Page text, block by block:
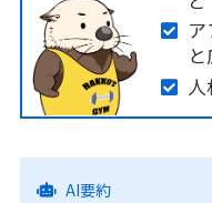
AI要約